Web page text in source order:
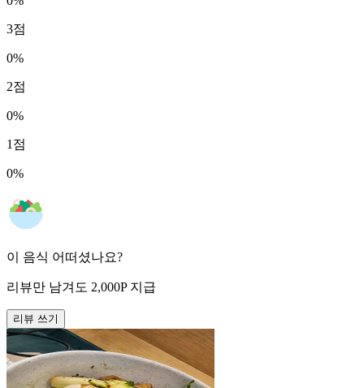
3점
0%
2점
0%
1 점
0%
이 음식 어떠셨나요?
리뷰만 남겨도 2,000P 지급
리뷰 쓰기